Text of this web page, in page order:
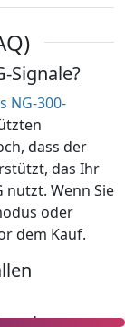
Signale?
NG-300-
dass der
das Ihr
Wenn Sie
oder
dem Kauf.
und